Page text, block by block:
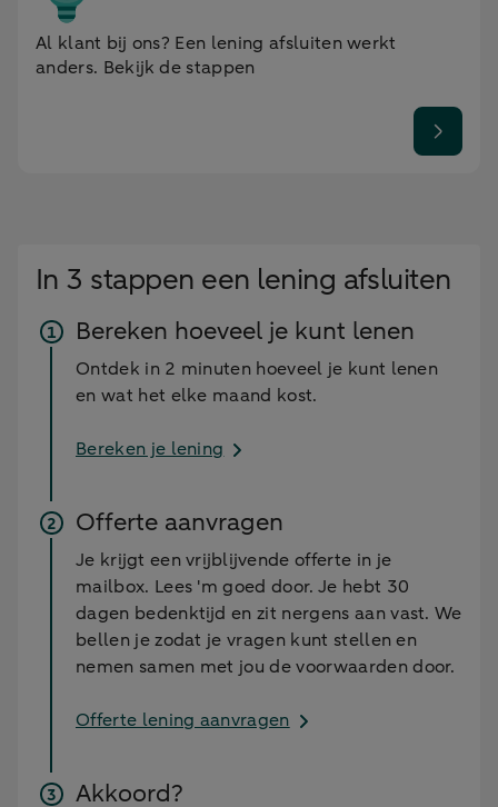
Al klant bij ons? Een lening afsluiten werkt
anders. Bekijk de stappen
In 3 stappen een lening afsluiten
Bereken hoeveel je kunt lenen
Ontdek in 2 minuten hoeveel je kunt lenen
en wat het elke maand kost.
Bereken je lening
Offerte aanvragen
Je krijgt een vrijblijvende offerte in je
mailbox. Lees 'm goed door. Je hebt 30
dagen bedenktijd en zit nergens aan vast. We
bellen je zodat je vragen kunt stellen en
nemen samen met jou de voorwaarden door.
Offerte lening aanvragen
Akkoord?